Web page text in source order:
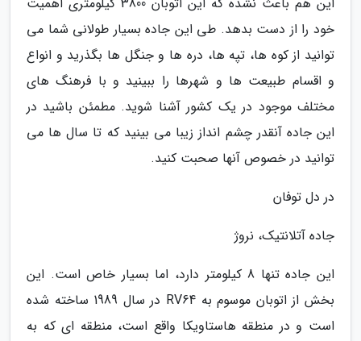
خود را از دست بدهد. طی این جاده بسیار طولانی شما می
توانید از کوه ها، تپه ها، دره ها و جنگل ها بگذرید و انواع
و اقسام طبیعت ها و شهرها را ببینید و با فرهنگ های
مختلف موجود در یک کشور آشنا شوید. مطمئن باشید در
این جاده آنقدر چشم انداز زیبا می بینید که تا سال ها می
توانید در خصوص آنها صحبت کنید.
در دل توفان
جاده آتلانتیک، نروژ
این جاده تنها 8 کیلومتر دارد، اما بسیار خاص است. این
بخش از اتوبان موسوم به RV64 در سال 1989 ساخته شده
است و در منطقه هاستاویکا واقع است، منطقه ای که به